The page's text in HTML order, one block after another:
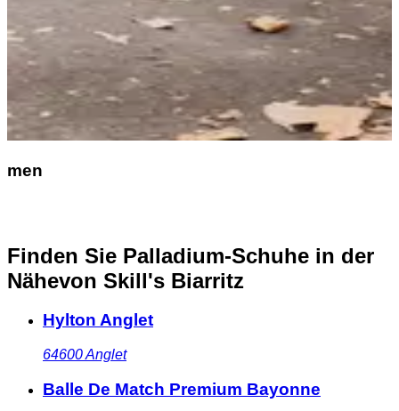
men
Finden Sie Palladium-Schuhe in der
Nähevon Skill's Biarritz
Hylton Anglet
64600Anglet
Balle De Match Premium Bayonne